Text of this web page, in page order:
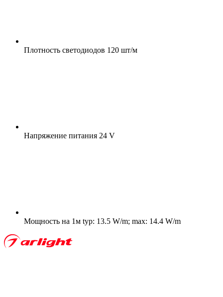
Плотность светодиодов 120 шт/м
Напряжение питания 24 V
Мощность на 1м typ: 13.5 W/m; max: 14.4 W/m